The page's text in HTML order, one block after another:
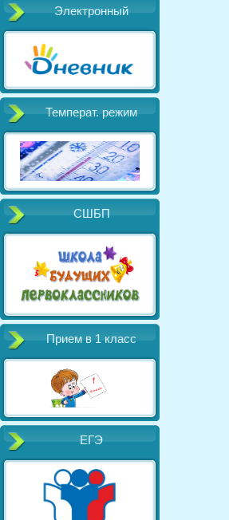
Электронный
Температ. режим
СШБП
Прием в 1 класс
ЕГЭ